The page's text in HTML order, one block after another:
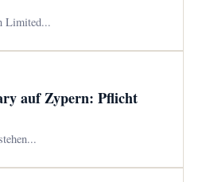
Limited...
auf Zypern: Pflicht